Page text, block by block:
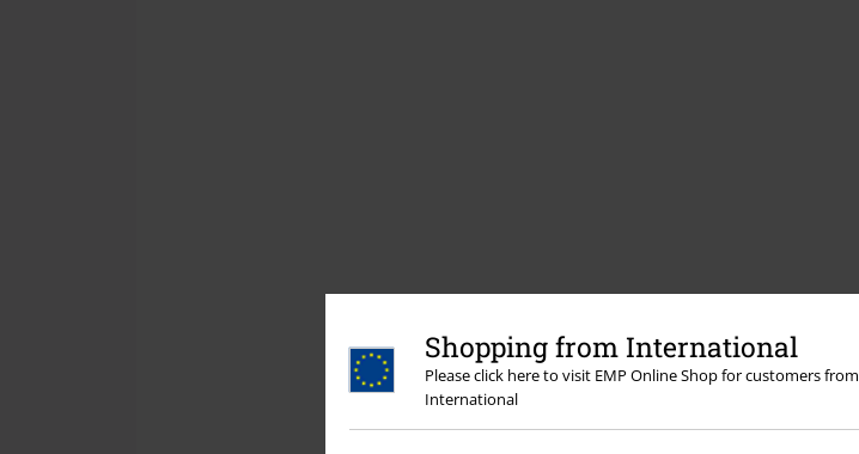
Shopping from International
Please click here to visit EMP Online Shop for customers from
International